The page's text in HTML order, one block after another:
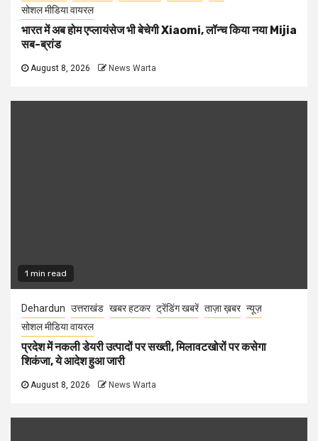
सोशल मीडिया वायरल
भारत में अब होम एप्लायंसेज भी बेचेगी Xiaomi, लॉन्च किया नया Mijia
सब-ब्रांड
August 8, 2026 News Warta
1 min read
Dehardun उत्तराखंड खबर हटकर ट्रेंडिंग खबरें ताज़ा ख़बर न्यूज़
सोशल मीडिया वायरल
प्रदेश में नकली डेयरी उत्पादों पर सख्ती, मिलावटखोरों पर कसेगा
शिकंजा, ये आदेश हुआ जारी
August 8, 2026 News Warta